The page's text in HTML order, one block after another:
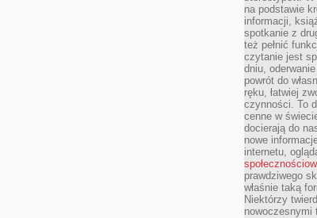
na podstawie
informacji,
spotkanie z
też pełnić
czytanie jest
dniu,
powrót do
ręku, łatwiej
czynności. To
cenne w
docierają do
nowe
internetu,
prawdziwego
właśnie taką
Niektórzy
nowoczesnymi